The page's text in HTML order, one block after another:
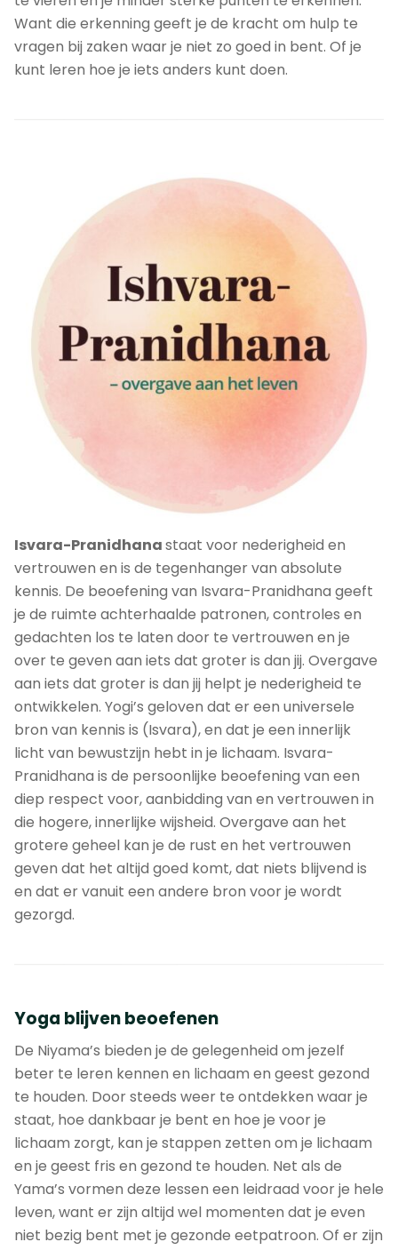
Want die erkenning geeft je de kracht om hulp te
vragen bij zaken waar je niet zo goed in bent. Of je
kunt leren hoe je iets anders kunt doen.
Isvara-Pranidhanastaat voor nederigheid en
vertrouwen en is de tegenhanger van absolute
kennis. De beoefening van Isvara-Pranidhana geeft
je de ruimte achterhaalde patronen, controles en
gedachten los te laten door te vertrouwen en je
over te geven aan iets dat groter is dan jij. Overgave
aan iets dat groter is dan jij helpt je nederigheid te
ontwikkelen. Yogi’s geloven dat er een universele
bron van kennis is (Isvara), en dat je een innerlijk
licht van bewustzijn hebt in je lichaam. Isvara-
Pranidhana is de persoonlijke beoefening van een
diep respect voor, aanbidding van en vertrouwen in
die hogere, innerlijke wijsheid. Overgave aan het
grotere geheel kan je de rust en het vertrouwen
geven dat het altijd goed komt, dat niets blijvend is
en dat er vanuit een andere bron voor je wordt
gezorgd.
Yoga blijven beoefenen
De Niyama’s bieden je de gelegenheid om jezelf
beter te leren kennen en lichaam en geest gezond
te houden. Door steeds weer te ontdekken waar je
staat, hoe dankbaar je bent en hoe je voor je
lichaam zorgt, kan je stappen zetten om je lichaam
en je geest fris en gezond te houden. Net als de
Yama’s vormen deze lessen een leidraad voor je hele
leven, want er zijn altijd wel momenten dat je even
niet bezig bent met je gezonde eetpatroon. Of er zijn